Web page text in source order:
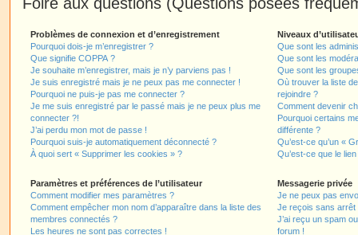
Problèmes de connexion et d’enregistrement
Pourquoi dois-je m’enregistrer ?
Que signifie COPPA ?
Je souhaite m’enregistrer, mais je n’y parviens pas !
Je suis enregistré mais je ne peux pas me connecter !
Pourquoi ne puis-je pas me connecter ?
Je me suis enregistré par le passé mais je ne peux plus me
connecter ?!
J’ai perdu mon mot de passe !
Pourquoi suis-je automatiquement déconnecté ?
À quoi sert « Supprimer les cookies » ?
Paramètres et préférences de l’utilisateur
Comment modifier mes paramètres ?
Comment empêcher mon nom d’apparaître dans la liste des
membres connectés ?
Les heures ne sont pas correctes !
Niveaux
Que sont les
Que sont les
Que sont les
Où trouver la liste
rejoindre ?
Comment devenir
Pourquoi certains
différente ?
Qu’est-ce qu’un «
Qu’est-ce que le
Messagerie privée
Je ne peux pas
Je reçois sans arrêt
J’ai reçu un spam
forum !